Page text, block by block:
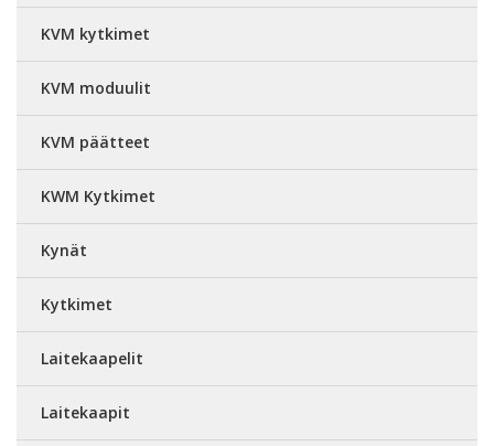
KVM kytkimet
KVM moduulit
KVM päätteet
KWM Kytkimet
Kynät
Kytkimet
Laitekaapelit
Laitekaapit